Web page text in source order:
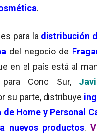
.
es para la distribución
del negocio de
en el país está al
para Cono Sur,
su parte, distribuye
de Home y Personal
nuevos productos.